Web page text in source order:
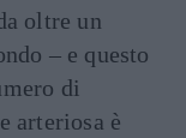
oltre un
– e questo
di
arteriosa è